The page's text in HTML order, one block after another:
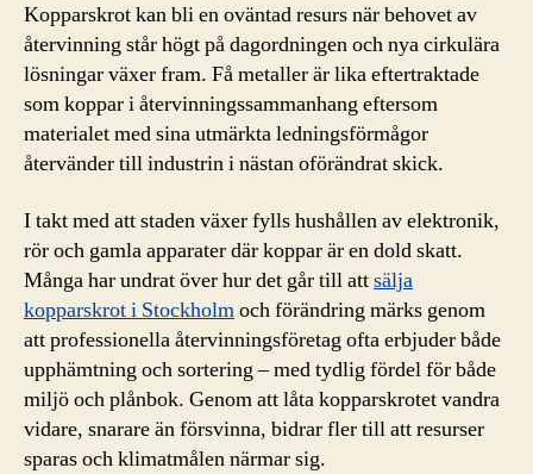
Kopparskrot kan bli en oväntad resurs när behovet av
återvinning står högt på dagordningen och nya cirkulära
lösningar växer fram. Få metaller är lika eftertraktade
som koppar i återvinningssammanhang eftersom
materialet med sina utmärkta ledningsförmågor
återvänder till industrin i nästan oförändrat skick.
I takt med att staden växer fylls hushållen av elektronik,
rör och gamla apparater där koppar är en dold skatt.
Många har undrat över hur det går till attsälja
kopparskrot i Stockholmoch förändring märks genom
att professionella återvinningsföretag ofta erbjuder både
upphämtning och sortering – med tydlig fördel för både
miljö och plånbok. Genom att låta kopparskrotet vandra
vidare, snarare än försvinna, bidrar fler till att resurser
sparas och klimatmålen närmar sig.